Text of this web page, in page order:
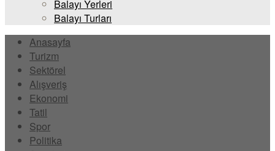
Balayı Yerleri
Balayı Turları
Anasayfa
Turizm
Sektörel
Alışveriş
Ekonomi
Tatil
Spor
Politika